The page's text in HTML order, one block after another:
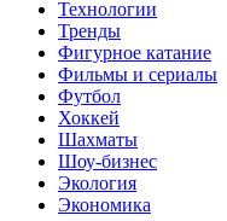
Технологии
Тренды
Фигурное катание
Фильмы и сериалы
Футбол
Хоккей
Шахматы
Шоу-бизнес
Экология
Экономика